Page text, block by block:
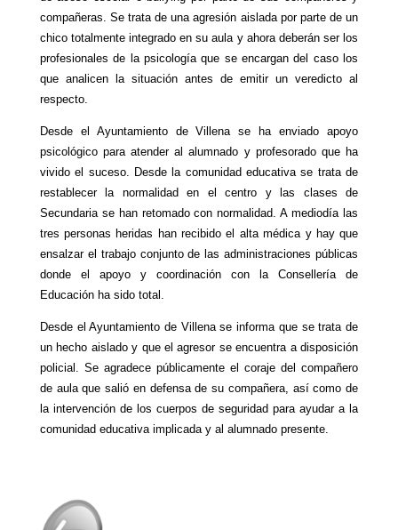
compañeras. Se trata de una agresión aislada por parte de un
chico totalmente integrado en su aula y ahora deberán ser los
profesionales de la psicología que se encargan del caso los
que analicen la situación antes de emitir un veredicto al
respecto.
Desde el Ayuntamiento de Villena se ha enviado apoyo
psicológico para atender al alumnado y profesorado que ha
vivido el suceso. Desde la comunidad educativa se trata de
restablecer la normalidad en el centro y las clases de
Secundaria se han retomado con normalidad. A mediodía las
tres personas heridas han recibido el alta médica y hay que
ensalzar el trabajo conjunto de las administraciones públicas
donde el apoyo y coordinación con la Consellería de
Educación ha sido total.
Desde el Ayuntamiento de Villena se informa que se trata de
un hecho aislado y que el agresor se encuentra a disposición
policial. Se agradece públicamente el coraje del compañero
de aula que salió en defensa de su compañera, así como de
la intervención de los cuerpos de seguridad para ayudar a la
comunidad educativa implicada y al alumnado presente.